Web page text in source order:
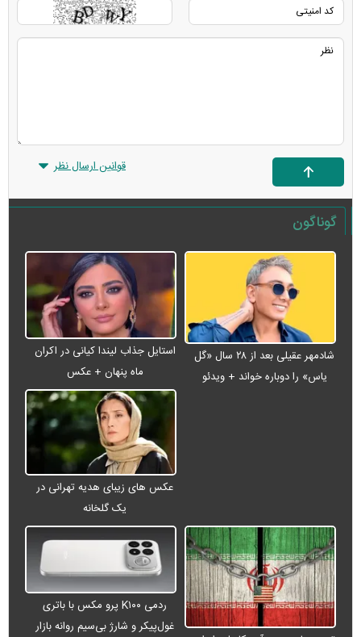
قوانین ارسال نظر
گوناگون
شادمهر عقیلی بعد از ۲۸ سال «گل
یاس» را دوباره خواند + ویدئو
استایل جذاب لیندا کیانی در اکران
ماه پنهان + عکس
عکس های زیبای هدیه تهرانی در
یک گلخانه
ردمی K۱۰۰ پرو مکس با باتری
غول‌پیکر و شارژ بی‌سیم روانه بازار